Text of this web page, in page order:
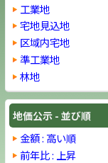
工業地
宅地見込地
区域内宅地
準工業地
林地
地価公示 - 並び順
金額 : 高い順
前年比 : 上昇